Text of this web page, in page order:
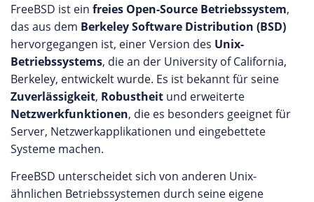
FreeBSD ist ein freies Open-Source Betriebssystem,
das aus dem Berkeley Software Distribution (BSD)
hervorgegangen ist, einer Version des Unix-
Betriebssystems, die an der University of California,
Berkeley, entwickelt wurde. Es ist bekannt für seine
Zuverlässigkeit, Robustheit und erweiterte
Netzwerkfunktionen, die es besonders geeignet für
Server, Netzwerkapplikationen und eingebettete
Systeme machen.
FreeBSD unterscheidet sich von anderen Unix-
ähnlichen Betriebssystemen durch seine eigene